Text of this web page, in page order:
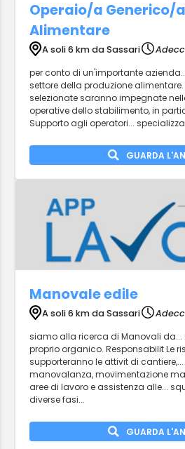
Operaio/a Generico/
Alimentare
A soli 6 km da Sassari
per conto di un'importante
settore della produzione alimentare.
selezionate saranno impegnate
operative dello stabilimento, in
Supporto agli operatori...
GUARDA
Manovale edile
A soli 6 km da Sassari
siamo alla ricerca di Manovali da...
proprio organico. Responsabilit Le
supporteranno le attivit di
manovalanza, movimentazione
aree di lavoro e assistenza alle...
diverse fasi...
GUARDA